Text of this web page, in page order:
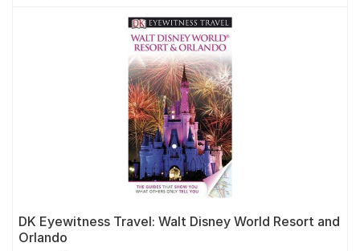
DK Eyewitness Travel: Walt Disney World Resort and
Orlando